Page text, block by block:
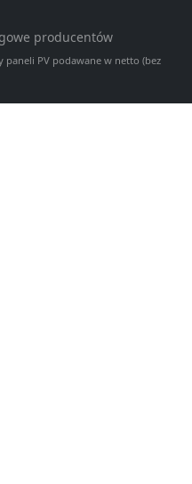
producentów
paneli PV podawane w netto (bez